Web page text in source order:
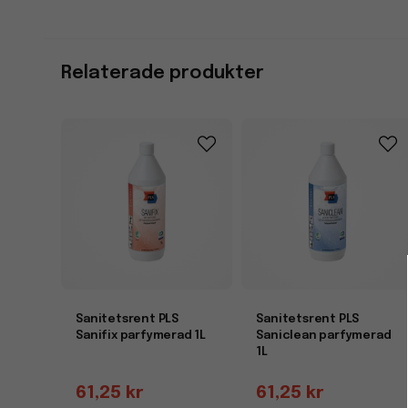
Relaterade produkter
Sanitetsrent PLS
Sanifix parfymerad 1L
61,25 kr
Sanitetsrent PLS
Saniclean parfymerad
1L
61,25 kr